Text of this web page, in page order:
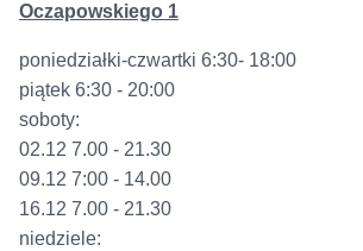
Oczapowskiego 1
poniedziałki-czwartki 6:30- 18:00
piątek 6:30 - 20:00
soboty:
02.12 7.00 - 21.30
09.12 7:00 - 14.00
16.12 7.00 - 21.30
niedziele: